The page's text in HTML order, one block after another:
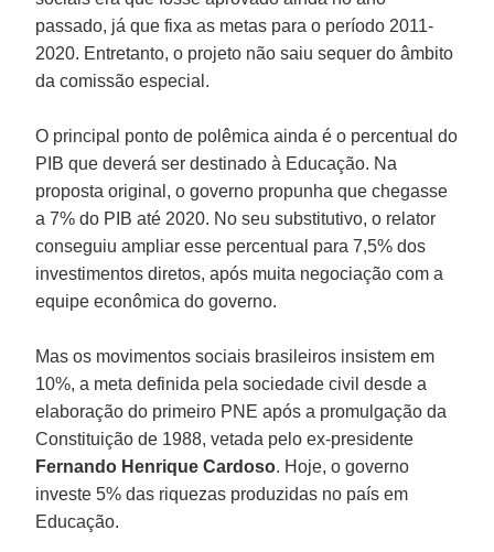
passado, já que fixa as metas para o período 2011-
2020. Entretanto, o projeto não saiu sequer do âmbito
da comissão especial.
O principal ponto de polêmica ainda é o percentual do
PIB que deverá ser destinado à Educação. Na
proposta original, o governo propunha que chegasse
a 7% do PIB até 2020. No seu substitutivo, o relator
conseguiu ampliar esse percentual para 7,5% dos
investimentos diretos, após muita negociação com a
equipe econômica do governo.
Mas os movimentos sociais brasileiros insistem em
10%, a meta definida pela sociedade civil desde a
elaboração do primeiro PNE após a promulgação da
Constituição de 1988, vetada pelo ex-presidente
Fernando Henrique Cardoso. Hoje, o governo
investe 5% das riquezas produzidas no país em
Educação.